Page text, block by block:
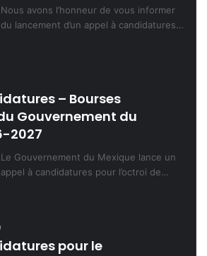
Nous avons l’honneur de vous informer
du lancement d’un appel à candidatures…
– Bourses
Gouvernement du
2027
Le Gouvernement du Mexique lance un
appel à candidatures pour l’octroi de…
pour le